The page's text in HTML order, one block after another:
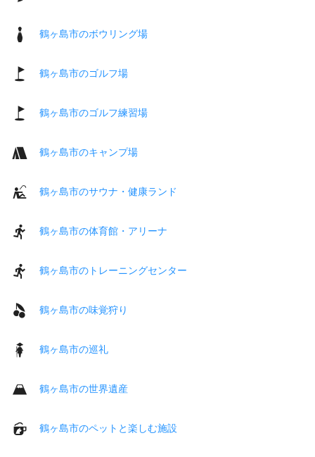
鶴ヶ島市のボウリング場
鶴ヶ島市のゴルフ場
鶴ヶ島市のゴルフ練習場
鶴ヶ島市のキャンプ場
鶴ヶ島市のサウナ・健康ランド
鶴ヶ島市の体育館・アリーナ
鶴ヶ島市のトレーニングセンター
鶴ヶ島市の味覚狩り
鶴ヶ島市の巡礼
鶴ヶ島市の世界遺産
鶴ヶ島市のペットと楽しむ施設